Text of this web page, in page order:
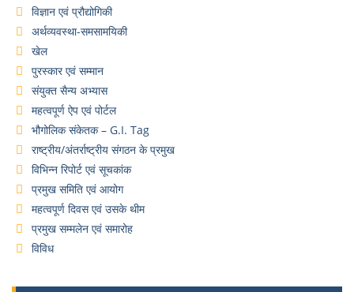
विज्ञान एवं प्रौद्योगिकी
अर्थव्यवस्था-समसामयिकी
खेल
पुरस्कार एवं सम्मान
संयुक्त सैन्य अभ्यास
महत्वपूर्ण ऐप एवं पोर्टल
भौगोलिक संकेतक – G.I. Tag
राष्ट्रीय/अंतर्राष्ट्रीय संगठन के प्रमुख
विभिन्न रिपोर्ट एवं सूचकांक
प्रमुख समिति एवं आयोग
महत्वपूर्ण दिवस एवं उसके थीम
प्रमुख सम्मलेन एवं समारोह
विविध